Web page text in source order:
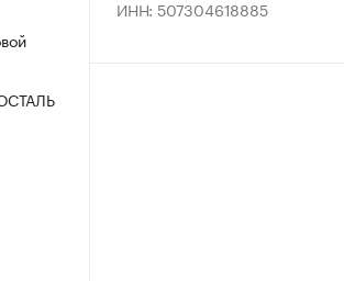
ИНН: 507304618885